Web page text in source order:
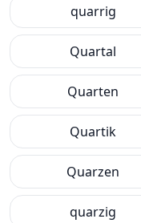
quarrig
Quartal
Quarten
Quartik
Quarzen
quarzig